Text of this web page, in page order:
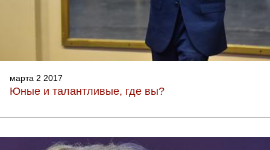
марта 2 2017
Юные и талантливые, где вы?